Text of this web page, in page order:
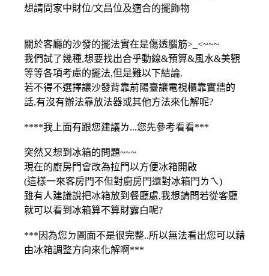
想請問家中財位/文昌位及適合的擺飾物
關於客廳的沙發的擺法實在是傷透腦筋>_<~~~
我們試了幾種,想要找出合乎動線&預算&風水&美觀
等等各項考慮的擺法,但是難以下結論.
若不得不選擇讓沙發背靠前陽臺讓電視櫃靠實牆的
話,有沒有辦法靠放法器或其他方法來化解呢?
****我上面有跟您建議ㄌ...您先參考看看***
突然又想到冰箱的問題~~~
現在的廚房門會改為拉門以方便冰箱開啟
(這樣一來客房門不但對廚房門還對冰箱門ㄌㄟ)
雖有人建議說把冰箱放到餐廳處,我想請問若從客廳
就可以看到冰箱算不算財露白呢?
***因為您ㄉ圖面不是很完整..所以無法看出您可以藉
由冰箱調整方向來化解啊***